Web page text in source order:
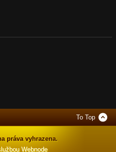
To Top
práva vyhrazena.
Webnode